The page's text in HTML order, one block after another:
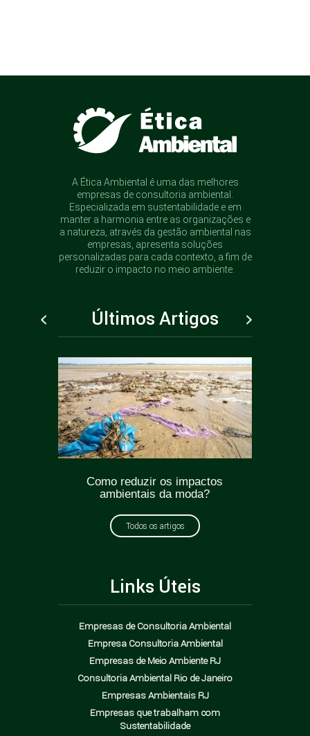
A Ética Ambiental é uma das melhores
empresas de consultoria ambiental.
Especializada em sustentabilidade e em
manter a harmonia entre as organizações e
a natureza, através da gestão ambiental nas
empresas, apresenta soluções
personalizadas para cada contexto, a fim de
reduzir o impacto no meio ambiente.
Últimos Artigos
Como reduzir os impactos
ambientais da moda?
Todos os artigos
Links Úteis
Empresas de Consultoria Ambiental
Empresa Consultoria Ambiental
Empresas de Meio Ambiente RJ
Consultoria Ambiental Rio de Janeiro
Empresas Ambientais RJ
Empresas que trabalham com
Sustentabilidade